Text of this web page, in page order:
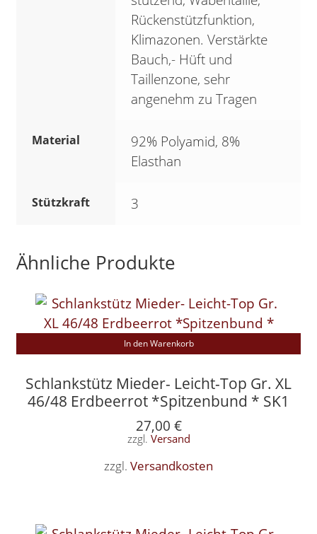
Rückenstützfunktion,
Klimazonen. Verstärkte
Bauch,- Hüft und
Taillenzone, sehr
angenehm zu Tragen
Material
92% Polyamid, 8%
Elasthan
Stützkraft 3
Ähnliche Produkte
Schlankstütz Mieder- Leicht-Top Gr. XL
46/48 Erdbeerrot *Spitzenbund * SK1
27,00 €
zzgl. Versand
zzgl. Versandkosten
In den Warenkorb